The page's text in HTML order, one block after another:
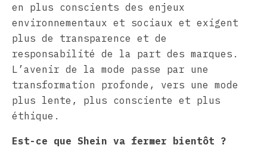
en plus conscients des enjeux
environnementaux et sociaux et exigent
plus de transparence et de
responsabilité de la part des marques.
L’avenir de la mode passe par une
transformation profonde, vers une mode
plus lente, plus consciente et plus
éthique.
Est-ce que Shein va fermer bientôt ?